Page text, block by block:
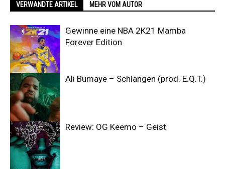
VERWANDTE ARTIKEL MEHR VOM AUTOR
Gewinne eine NBA 2K21 Mamba
Forever Edition
Ali Bumaye – Schlangen (prod. E.Q.T.)
Review: OG Keemo – Geist